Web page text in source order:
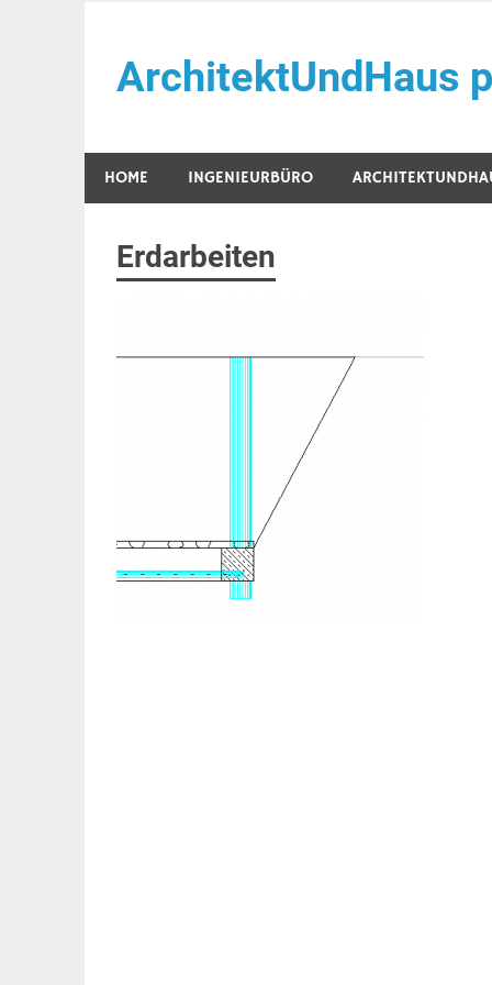
springen
ArchitektUndHaus
HOME INGENIEURBÜRO
Erdarbeiten